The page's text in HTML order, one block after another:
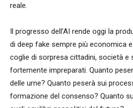
reale.
Il progresso dell’AI rende oggi la
di deep fake sempre più economica
coglie di sorpresa cittadini, società e
fortemente impreparati. Quanto
delle urne? Quanto peserà sui
formazione del consenso? Quanto